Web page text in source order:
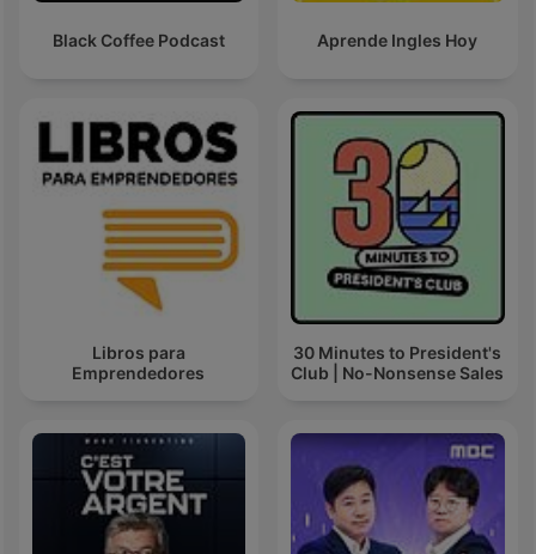
Black Coffee Podcast Aprende Ingles Hoy
Libros para
Emprendedores
30 Minutes to President's
Club | No-Nonsense Sales